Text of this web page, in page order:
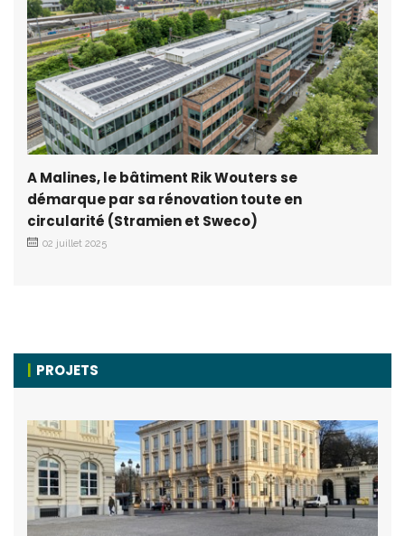
A Malines, le bâtiment Rik Wouters se
démarque par sa rénovation toute en
circularité (Stramien et Sweco)
02 juillet 2025
PROJETS